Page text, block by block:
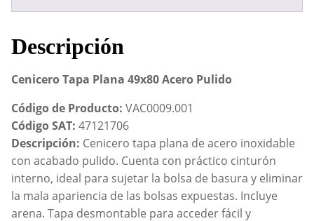
Descripción
Cenicero Tapa Plana 49x80 Acero Pulido
Código de Producto: VAC0009.001
Código SAT: 47121706
Descripción: Cenicero tapa plana de acero inoxidable
con acabado pulido. Cuenta con práctico cinturón
interno, ideal para sujetar la bolsa de basura y eliminar
la mala apariencia de las bolsas expuestas. Incluye
arena. Tapa desmontable para acceder fácil y